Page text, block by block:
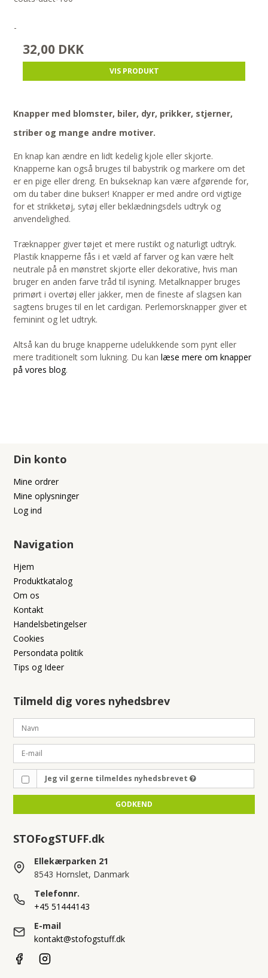
-
32,00 DKK
VIS PRODUKT
Knapper med blomster, biler, dyr, prikker, stjerner,
striber og mange andre motiver.
En knap kan ændre en lidt kedelig kjole eller skjorte.
Knapperne kan også bruges til babystrik og markere om det
er en pige eller dreng. En bukseknap kan være afgørende for,
om du taber dine bukser! Knapper er med andre ord vigtige
for et strikketøj, sytøj eller beklædningsdels udtryk og
anvendelighed.
Træknapper giver tøjet et mere rustikt og naturligt udtryk.
Plastik knapperne fås i et væld af farver og kan være helt
neutrale på en mønstret skjorte eller dekorative, hvis man
bruger en anden farve tråd til isyning. Metalknapper bruges
primørt i overtøj eller jakker, men de fineste af slagsen kan
sagtens bruges til en let cardigan. Perlemorsknapper giver et
feminint og let udtryk.
Altså kan du bruge knapperne udelukkende som pynt eller
mere traditionelt som lukning. Du kan læse mere om knapper
på vores blog.
Din konto
Mine ordrer
Mine oplysninger
Log ind
Navigation
Hjem
Produktkatalog
Om os
Kontakt
Handelsbetingelser
Cookies
Persondata politik
Tips og Ideer
Tilmeld dig vores nyhedsbrev
Jeg vil gerne tilmeldes nyhedsbrevet
GODKEND
STOFogSTUFF.dk
Ellekærparken 21
8543 Hornslet, Danmark
Telefonnr.
+45 51444143
E-mail
kontakt@stofogstuff.dk